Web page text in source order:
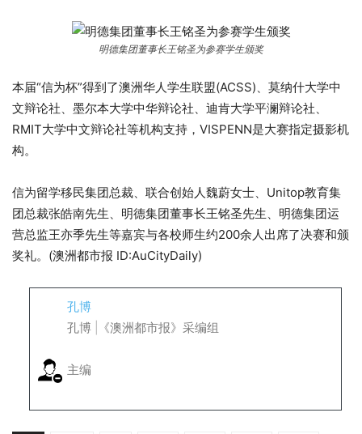
明德集团董事长王铭圣为参赛学生颁奖
本届“信为杯”得到了澳洲华人学生联盟(ACSS)、莫纳什大学中
文辩论社、墨尔本大学中华辩论社、迪肯大学平澜辩论社、
RMIT大学中文辩论社等机构支持，VISPENN是大赛指定摄影机
构。
信为留学移民集团总裁、联合创始人魏蔚女士、Unitop教育集
团总裁张皓南先生、明德集团董事长王铭圣先生、明德集团运
营总监王亦季先生等嘉宾与各校师生约200余人出席了决赛和颁
奖礼。(澳洲都市报 ID:AuCityDaily)
孔博
孔博 |《澳洲都市报》采编组
主编